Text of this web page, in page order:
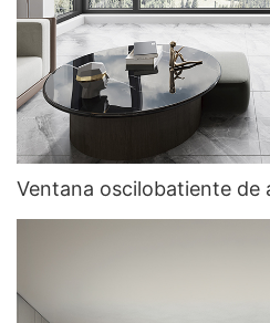
Ventana oscilobatiente de